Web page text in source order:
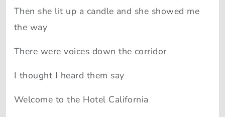
Then she lit up a candle and she showed me
the way
There were voices down the corridor
I thought I heard them say
Welcome to the Hotel California